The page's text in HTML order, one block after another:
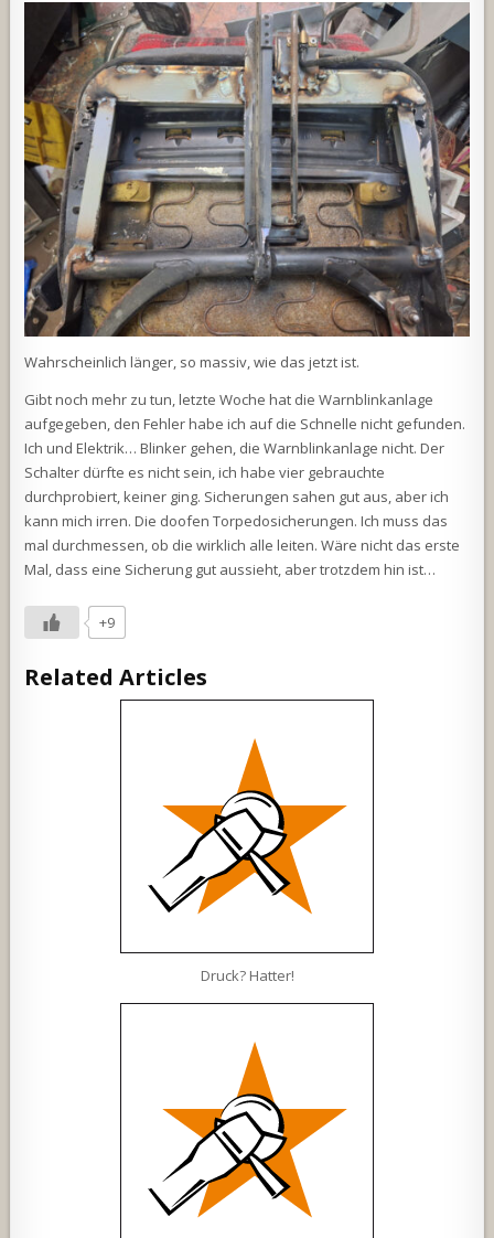
Wahrscheinlich länger, so massiv, wie das jetzt ist.
Gibt noch mehr zu tun, letzte Woche hat die Warnblinkanlage
aufgegeben, den Fehler habe ich auf die Schnelle nicht gefunden.
Ich und Elektrik… Blinker gehen, die Warnblinkanlage nicht. Der
Schalter dürfte es nicht sein, ich habe vier gebrauchte
durchprobiert, keiner ging. Sicherungen sahen gut aus, aber ich
kann mich irren. Die doofen Torpedosicherungen. Ich muss das
mal durchmessen, ob die wirklich alle leiten. Wäre nicht das erste
Mal, dass eine Sicherung gut aussieht, aber trotzdem hin ist…
+9
Related Articles
Druck? Hatter!